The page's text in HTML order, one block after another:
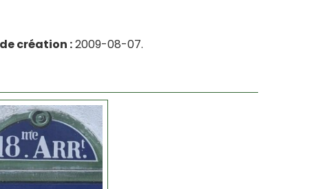
création :2009-08-07.